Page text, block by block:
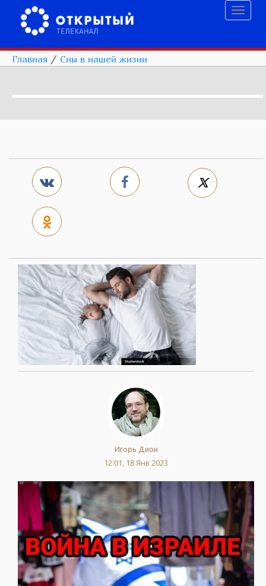
Главная / Сны в нашей жизни
Игорь Дион
12:01, 18 Янв 2023